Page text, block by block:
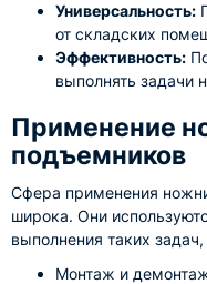
Универсальность:
от складских
Эффективность:
выполнять задачи
Применение
подъемников
Сфера применения
широка. Они
выполнения таких задач,
Монтаж и